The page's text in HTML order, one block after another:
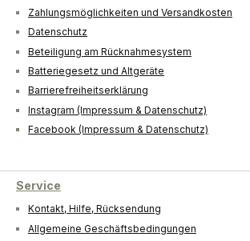
Zahlungsmöglichkeiten und Versandkosten
Datenschutz
Beteiligung am Rücknahmesystem
Batteriegesetz und Altgeräte
Barrierefreiheitserklärung
Instagram (Impressum & Datenschutz)
Facebook (Impressum & Datenschutz)
Service
Kontakt, Hilfe, Rücksendung
Allgemeine Geschäftsbedingungen